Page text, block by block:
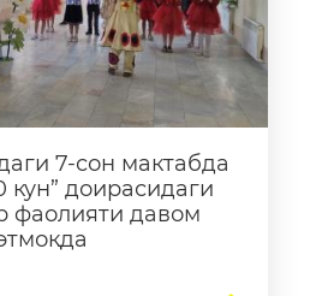
7-сон мактабда
кун” доирасидаги
фаолияти давом